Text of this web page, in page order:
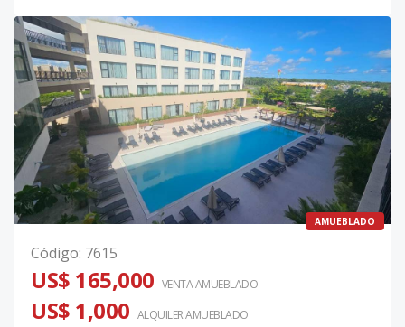
AMUEBLADO
Código: 7615
US$ 165,000 VENTA AMUEBLADO
US$ 1,000 ALQUILERAMUEBLADO